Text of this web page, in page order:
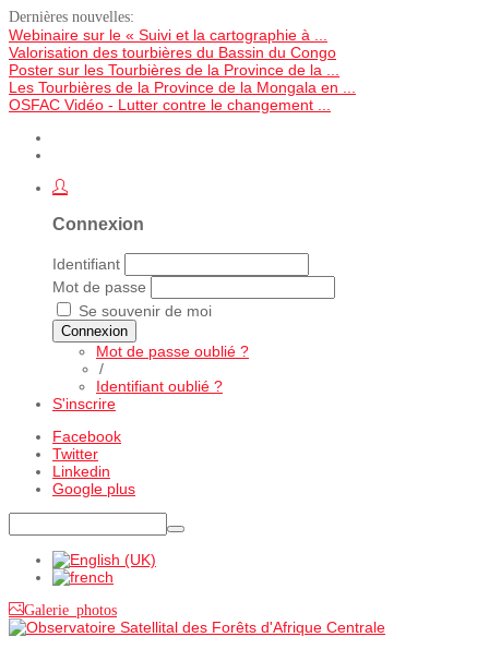
Dernières nouvelles:
Webinaire sur le « Suivi et la cartographie à ...
Valorisation des tourbières du Bassin du Congo
Poster sur les Tourbières de la Province de la ...
Les Tourbières de la Province de la Mongala en ...
OSFAC Vidéo - Lutter contre le changement ...
Connexion
Identifiant
Mot de passe
Se souvenir de moi
Connexion
Mot de passe oublié ?
/
Identifiant oublié ?
S'inscrire
Facebook
Twitter
Linkedin
Google plus
Galerie photos